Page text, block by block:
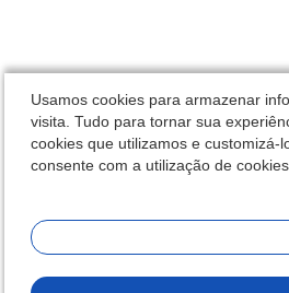
Usamos cookies para armazenar
visita. Tudo para tornar sua
cookies que utilizamos e customizá-
consente com a utilização de cookies.